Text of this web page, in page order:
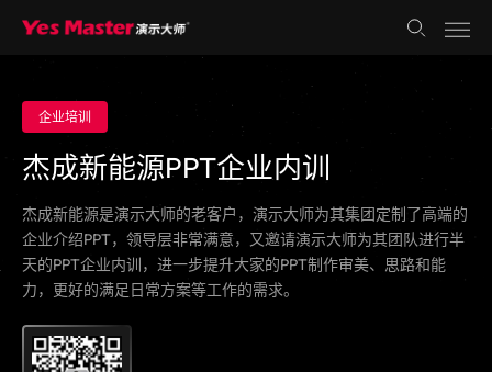
企业培训
杰成新能源PPT企业内训
杰成新能源是演示大师的老客户，演示大师为其集团定制了高端的
企业介绍PPT，领导层非常满意，又邀请演示大师为其团队进行半
天的PPT企业内训，进一步提升大家的PPT制作审美、思路和能
力，更好的满足日常方案等工作的需求。